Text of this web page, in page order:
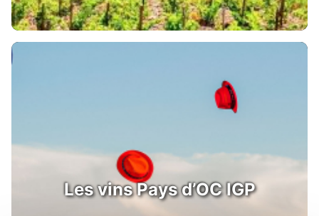
Les vins Pays d’OC IGP